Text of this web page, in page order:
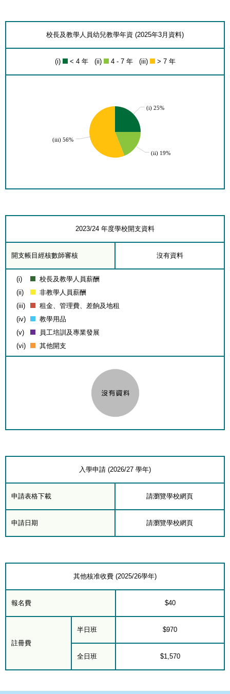
校長及教學人員幼兒教學年資 (2025年3月資料)
(i) < 4 年 (ii) 4 - 7 年 (iii) > 7 年
(i) 25%
(ii) 19%
(iii) 56%
2023/24 年度學校開支資料
開支帳目經核數師審核 沒有資料
(i)
校長及教學人員薪酬
(ii)
非教學人員薪酬
(iii)
租金、管理費、差餉及地租
(iv)
教學用品
(v)
員工培訓及專業發展
(vi)
其他開支
入學申請 (2026/27 學年)
申請表格下載 請瀏覽學校網頁
申請日期 請瀏覽學校網頁
其他核准收費 (2025/26學年)
報名費 $40
註冊費
半日班 $970
全日班 $1,570